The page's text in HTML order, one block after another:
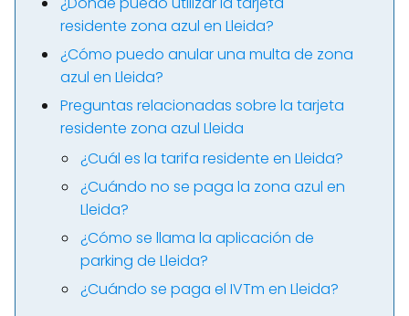
residente zona azul en Lleida?
¿Cómo puedo anular una multa de zona
azul en Lleida?
Preguntas relacionadas sobre la tarjeta
residente zona azul Lleida
¿Cuál es la tarifa residente en Lleida?
¿Cuándo no se paga la zona azul en
Lleida?
¿Cómo se llama la aplicación de
parking de Lleida?
¿Cuándo se paga el IVTm en Lleida?